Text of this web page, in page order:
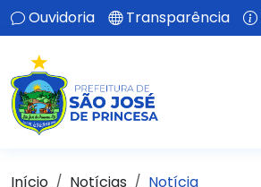
Ouvidoria Transparência
Início Notícias Notícia